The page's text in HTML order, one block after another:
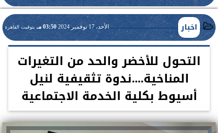
اخبار الأحد، 17 نوفمبر 2024 03:50 مـ بتوقيت القاهرة
التحول للأخضر والحد من التغيرات
المناخية....ندوة تثقيفية لنيل
أسيوط بكلية الخدمة الاجتماعية